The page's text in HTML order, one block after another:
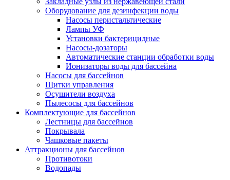
Оборудование для дезинфекции воды
Насосы перистальтические
Лампы УФ
Установки бактерицидные
Насосы-дозаторы
Автоматические станции обработки воды
Ионизаторы воды для бассейна
Насосы для бассейнов
Щитки управления
Осушители воздуха
Пылесосы для бассейнов
Комплектующие для бассейнов
Лестницы для бассейнов
Покрывала
Чашковые пакеты
Аттракционы для бассейнов
Противотоки
Водопады